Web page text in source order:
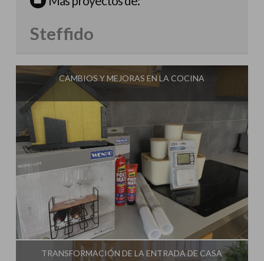
Steffido
CAMBIOS Y MEJORAS EN LA COCINA
Influencer: Steffido
TRANSFORMACIÓN DE LA ENTRADA DE CASA